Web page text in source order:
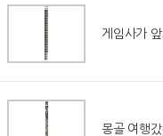
게임사가
몽골 여행